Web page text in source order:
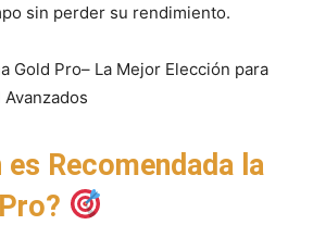
sin perder su rendimiento.
es Recomendada la